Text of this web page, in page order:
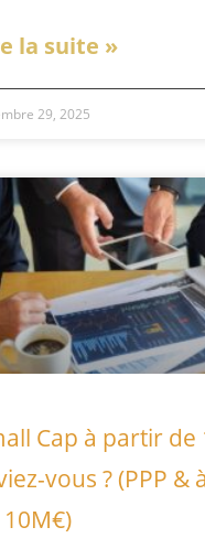
la suite »
29, 2025
Cap à partir de
vous ? (PPP &